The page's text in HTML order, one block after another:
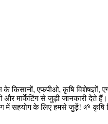
के किसानों, एफपीओ, कृषि
और मार्केटिंग से जुड़ी जानकारी देते
में सहयोग के लिए हमसे जुड़ें! 🌱 कृषि